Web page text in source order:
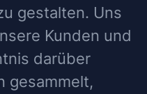
gestalten. Uns
Kunden und
darüber
gesammelt,